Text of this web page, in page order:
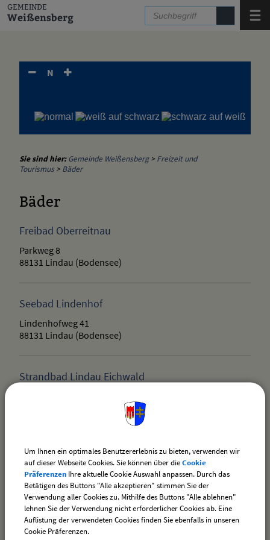
Zum Inhalt, zur Startseitespringen.
GEMEINDE
Weißensberg
N
Sie sind hier: Gemeinde Weißensberg>Freizeit und
Tourismus >Bäder
Bäder
Freibad Oberreitnau
Parkweg 8
88131 Lindau (Bodensee)
Seebad Lindenhof
Lindenhofweg 41
88131 Lindau (Bodensee)
Strandbad Lindau Eichwald
druckennach oben
Um Ihnen ein optimales Benutzererlebnis zu bieten, verwenden wir
auf dieser Webseite Cookies. Sie können über dieCookie
Präferenzen Ihre aktuelle Cookie Auswahl anpassen. Durch das
Betätigen des Buttons "Alle akzeptieren" stimmen Sie der
Verwendung aller Cookies zu. Mithilfe des Buttons "Alle ablehnen"
lehnen Sie der Verwendung nicht erforderlicher Cookies ab. Eine
Auflistung der verwendeten Cookies finden Sie ebenfalls in unseren
Cookie Präferenzen.